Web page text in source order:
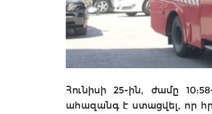
Հունիսի 25-ին, ժամը
ահազանգ է ստացվել, որ